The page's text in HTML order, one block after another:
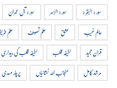
سورة البقرة
سورة الزمر سورة آل عمران
عالم غیب
عشق علم تصوف علم
قران مجید
لطیفہ قلب لطیفہ قلب کی بیداری
مرشد کامل
منجانب اللہ نشانیاں پرچار مہدی